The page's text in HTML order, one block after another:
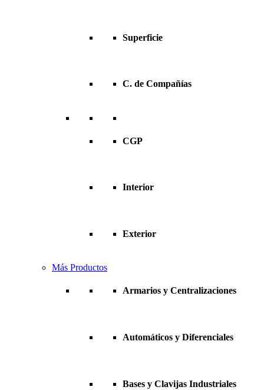
Superficie
C. de Compañías
CGP
Interior
Exterior
Más Productos
Armarios y Centralizaciones
Automáticos y Diferenciales
Bases y Clavijas Industriales